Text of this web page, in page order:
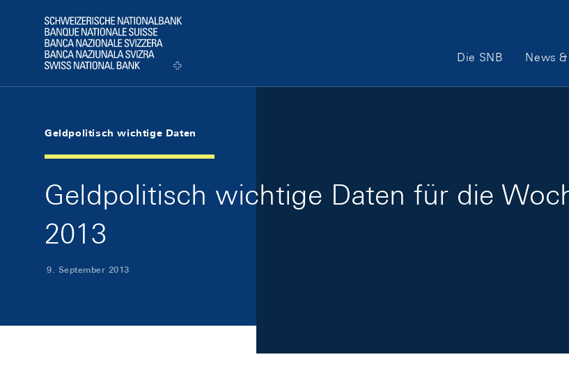
Logo
Hauptnavigation
Die SNB News
Geldpolitisch wichtige Daten
Geldpolitisch wichtige Daten für die
2013
9. September 2013